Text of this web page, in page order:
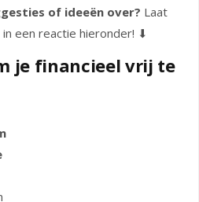
of ideeën over? Laat
een reactie hieronder! ⬇
je financieel vrij te